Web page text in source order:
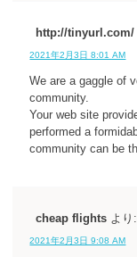
http://tinyurl.com/
2021年2月3日 8:01 AM
We are a gaggle of
community.
Your web site
performed a
community can be
cheap flights より:
2021年2月3日 9:08 AM